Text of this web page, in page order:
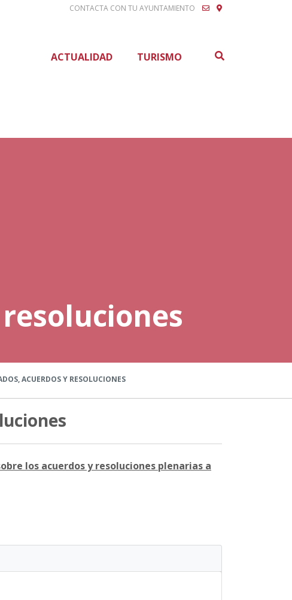
CONTACTA CON TU AYUNTAMIENTO
ACTUALIDAD TURISMO
ACUERDOS Y RESOLUCIONES
los acuerdos y resoluciones plenarias a